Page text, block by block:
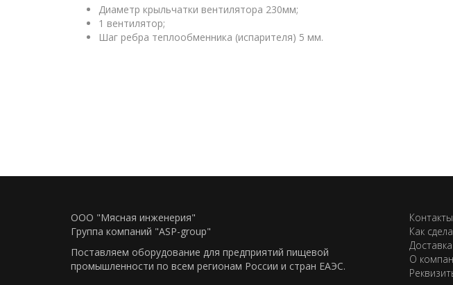
Диаметр крыльчатки вентилятора 230мм;
1 вентилятор;
Шаг ребра теплообменника (испарителя) 5 мм.
ООО "Мясная инженерия"
Группа компаний "ASP-group"
Поставляем оборудование для предприятий пищевой
промышленности по всем регионам Росcии и стран ЕАЭС.
Контакты
Как
О